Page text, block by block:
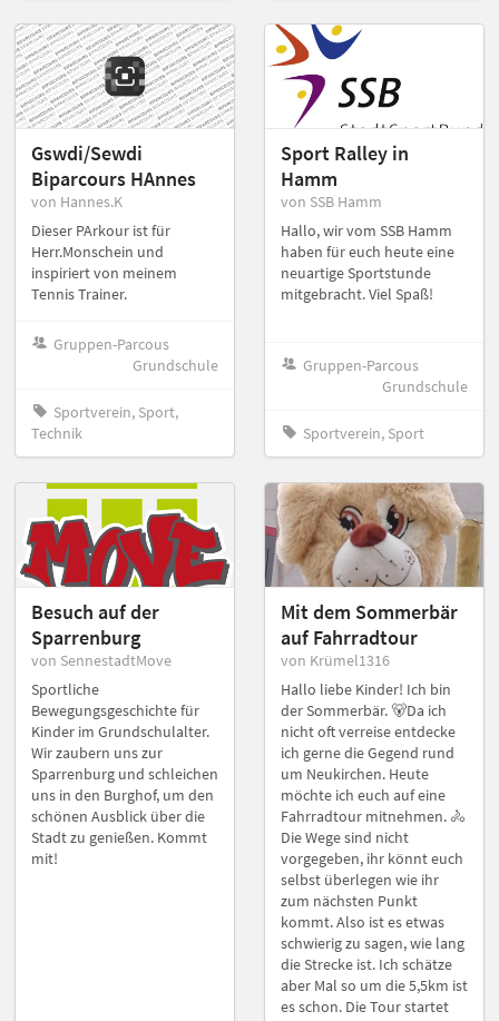
Gswdi/Sewdi
Biparcours HAnnes
von Hannes.K
Dieser PArkour ist für
Herr.Monschein und
inspiriert von meinem
Tennis Trainer.
Gruppen-Parcous
Grundschule
Sportverein, Sport,
Technik
Sport Ralley in
Hamm
von SSB Hamm
Hallo, wir vom SSB Hamm
haben für euch heute eine
neuartige Sportstunde
mitgebracht. Viel Spaß!
Gruppen-Parcous
Grundschule
Sportverein, Sport
Besuch auf der
Sparrenburg
von SennestadtMove
Sportliche
Bewegungsgeschichte für
Kinder im Grundschulalter.
Wir zaubern uns zur
Sparrenburg und schleichen
uns in den Burghof, um den
schönen Ausblick über die
Stadt zu genießen. Kommt
mit!
Mit dem Sommerbär
auf Fahrradtour
von Krümel1316
Hallo liebe Kinder! Ich bin
der Sommerbär. 🐻Da ich
nicht oft verreise entdecke
ich gerne die Gegend rund
um Neukirchen. Heute
möchte ich euch auf eine
Fahrradtour mitnehmen. 🚴
Die Wege sind nicht
vorgegeben, ihr könnt euch
selbst überlegen wie ihr
zum nächsten Punkt
kommt. Also ist es etwas
schwierig zu sagen, wie lang
die Strecke ist. Ich schätze
aber Mal so um die 5,5km ist
es schon. Die Tour startet